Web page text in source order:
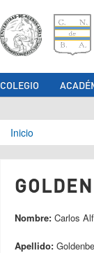
COLEGIO
Se
Inicio
Nombre: Carlos
Apellido: